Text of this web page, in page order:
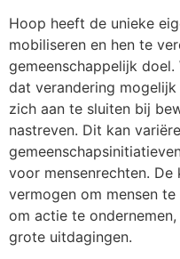
Hoop heeft de unieke
mobiliseren en hen te
gemeenschappelijk
dat verandering
zich aan te sluiten bij
nastreven. Dit kan
voor mensenrechten.
vermogen om mensen
om actie te
grote uitdagingen.